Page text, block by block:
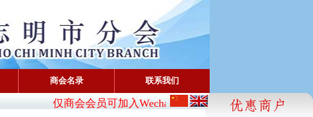
商会名录 联系我们
仅商会会员可加入Wechat:CBA_SG- FaceBook: